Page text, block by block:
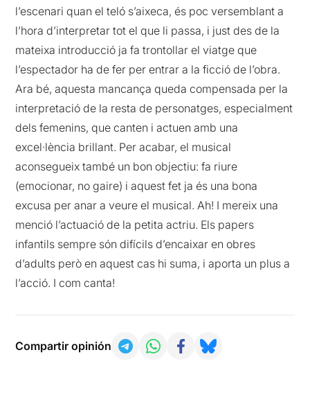
l’escenari quan el teló s’aixeca, és poc versemblant a
l’hora d’interpretar tot el que li passa, i just des de la
mateixa introducció ja fa trontollar el viatge que
l’espectador ha de fer per entrar a la ficció de l’obra.
Ara bé, aquesta mancança queda compensada per la
interpretació de la resta de personatges, especialment
dels femenins, que canten i actuen amb una
excel·lència brillant. Per acabar, el musical
aconsegueix també un bon objectiu: fa riure
(emocionar, no gaire) i aquest fet ja és una bona
excusa per anar a veure el musical. Ah! I mereix una
menció l’actuació de la petita actriu. Els papers
infantils sempre són difícils d’encaixar en obres
d’adults però en aquest cas hi suma, i aporta un plus a
l’acció. I com canta!
Compartir opinión